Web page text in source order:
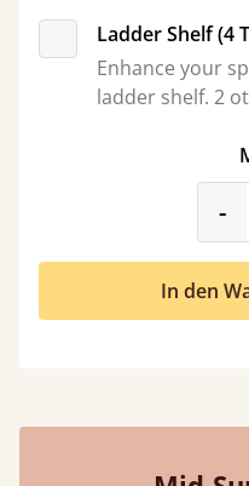
Ladder Shelf (4
Enhance your
ladder shelf. 2
-
In den